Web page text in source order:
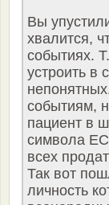
Вы
хвалится,
событиях.
устроить в
событиям,
пациент в
символа
всех
Так вот
личность